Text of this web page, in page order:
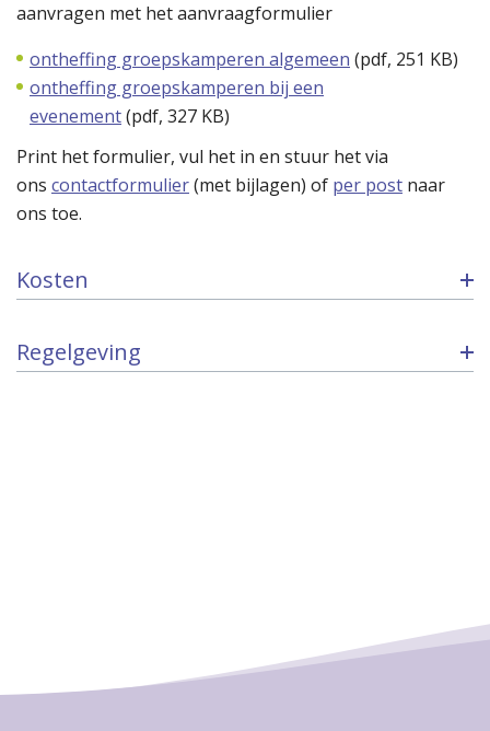
aanvragen met het aanvraagformulier
ontheffing groepskamperen algemeen (pdf, 251 KB)
ontheffing groepskamperen bij een
evenement(pdf, 327 KB)
Print het formulier, vul het in en stuur het via
ons contactformulier(met bijlagen) of per post naar
ons toe.
Kosten
Regelgeving